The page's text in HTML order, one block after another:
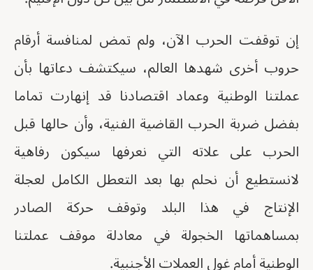
إن توقفت الحرب الآن، ولم تمض لمنافسة أرقام
حروب أخرى شهدها العالم، سيكتشف دعاتها بأن
عملتنا الوطنية وعماد اقتصادنا قد إنهارت تماما
بفضل ضربة الحرب القاضية الفنية، وأن حالها قبل
الحرب على علاته التي نعرفها سيكون رفاهية
لانستطيع أن نحلم بها بعد التعطل الكامل لعجلة
الإنتاج في هذا البلد وتوقف حركة الصادر
بمساهماتها الخجولة في معادلة موقف عملتنا
الوطنية أمام غول العملات الأجنبية.